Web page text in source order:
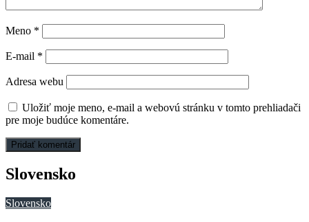
Meno *
E-mail *
Adresa webu
Uložiť moje meno, e-mail a webovú stránku v tomto prehliadači
pre moje budúce komentáre.
Slovensko
Slovensko